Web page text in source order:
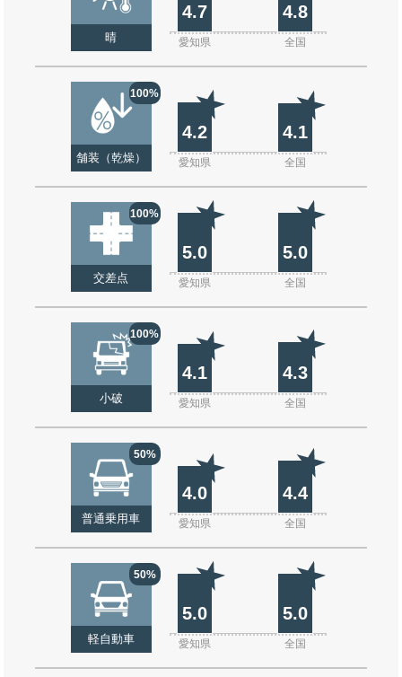
晴
4.7 4.8
愛知県 全国
100%
舗装（乾燥）
4.2 4.1
愛知県 全国
100%
交差点
5.0 5.0
愛知県 全国
100%
小破
4.1 4.3
愛知県 全国
50%
普通乗用車
4.0 4.4
愛知県 全国
50%
軽自動車
5.0 5.0
愛知県 全国